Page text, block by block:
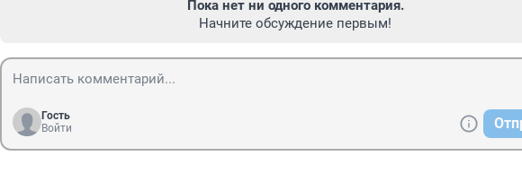
Пока нет ни одного комментария.
Начните обсуждение первым!
Гость
Войти